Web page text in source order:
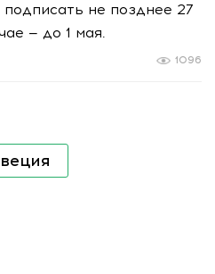
не позднее 27
— до 1 мая.
1096